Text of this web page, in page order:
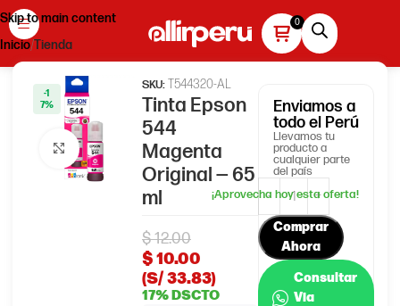
Skip to main content
Inicio Tienda
-1
7%
Haga clic para ampliar
SKU:T544320-AL
Tinta Epson
544
Magenta
Original — 65
ml
$12.00
$10.00
(S/ 33.83)
17% DSCTO
Enviamos a
todo el Perú
Llevamos tu
producto a
cualquier parte
del país
Comprar
Ahora
Consultar
Via